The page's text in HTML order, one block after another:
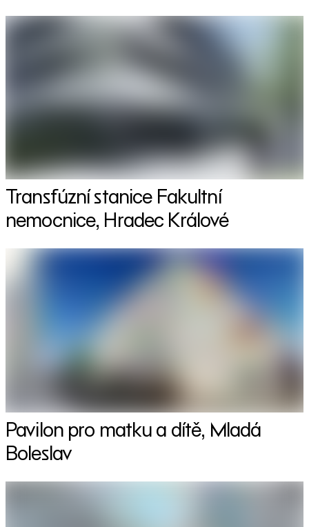
Transfúzní stanice Fakultní
nemocnice, Hradec Králové
Pavilon pro matku a dítě, Mladá
Boleslav